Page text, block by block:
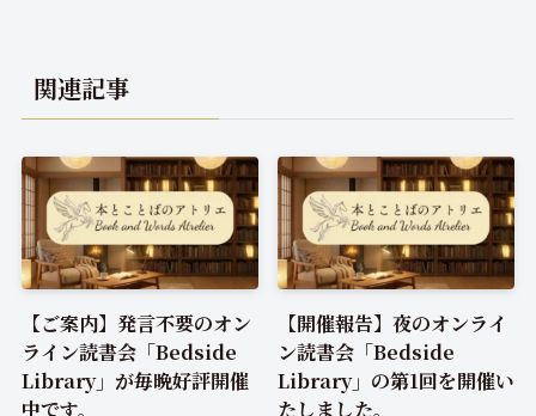
関連記事
【ご案内】発言不要のオン
ライン読書会「Bedside
Library」が毎晩好評開催
中です。
【開催報告】夜のオンライ
ン読書会「Bedside
Library」の第1回を開催い
たしました。